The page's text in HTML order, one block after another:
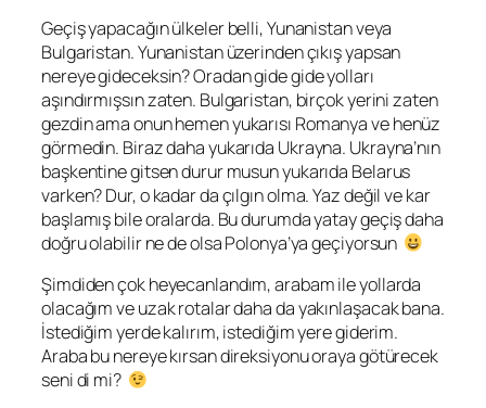
Geçiş yapacağın ülkeler belli, Yunanistan veya
Bulgaristan. Yunanistan üzerinden çıkış yapsan
nereye gideceksin? Oradan gide gide yolları
aşındırmışsın zaten. Bulgaristan, birçok yerini zaten
gezdin ama onun hemen yukarısı Romanya ve henüz
görmedin. Biraz daha yukarıda Ukrayna. Ukrayna’nın
başkentine gitsen durur musun yukarıda Belarus
varken? Dur, o kadar da çılgın olma. Yaz değil ve kar
başlamış bile oralarda. Bu durumda yatay geçiş daha
doğru olabilir ne de olsa Polonya’ya geçiyorsun
Şimdiden çok heyecanlandım, arabam ile yollarda
olacağım ve uzak rotalar daha da yakınlaşacak bana.
İstediğim yerde kalırım, istediğim yere giderim.
Araba bu nereye kırsan direksiyonu oraya götürecek
seni di mi?